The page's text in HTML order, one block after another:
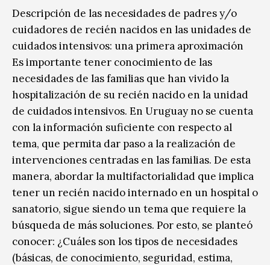
Descripción de las necesidades de padres y/o
cuidadores de recién nacidos en las unidades de
cuidados intensivos: una primera aproximación
Es importante tener conocimiento de las
necesidades de las familias que han vivido la
hospitalización de su recién nacido en la unidad
de cuidados intensivos. En Uruguay no se cuenta
con la información suficiente con respecto al
tema, que permita dar paso a la realización de
intervenciones centradas en las familias. De esta
manera, abordar la multifactorialidad que implica
tener un recién nacido internado en un hospital o
sanatorio, sigue siendo un tema que requiere la
búsqueda de más soluciones. Por esto, se planteó
conocer: ¿Cuáles son los tipos de necesidades
(básicas, de conocimiento, seguridad, estima,